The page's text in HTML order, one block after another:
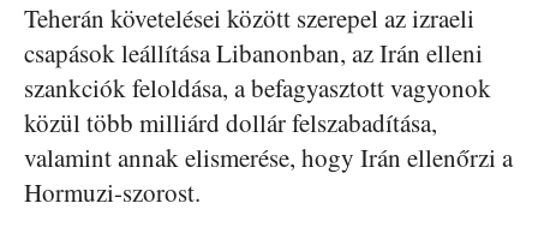
Teherán követelései között szerepel az izraeli
csapások leállítása Libanonban, az Irán elleni
szankciók feloldása, a befagyasztott vagyonok
közül több milliárd dollár felszabadítása,
valamint annak elismerése, hogy Irán ellenőrzi a
Hormuzi-szorost.